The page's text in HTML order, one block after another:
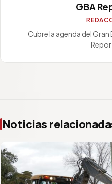
GBA
Cubre la agenda del
Noticias